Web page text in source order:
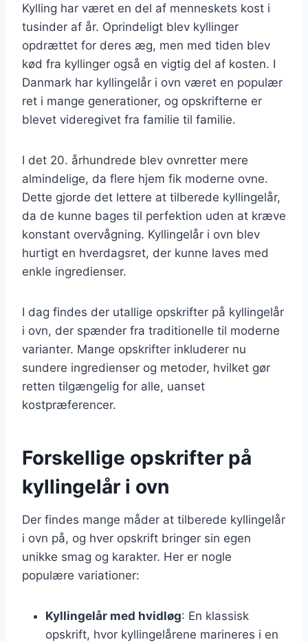
Kylling har været en del af menneskets kost i
tusinder af år. Oprindeligt blev kyllinger
opdrættet for deres æg, men med tiden blev
kød fra kyllinger også en vigtig del af kosten. I
Danmark har kyllingelår i ovn været en populær
ret i mange generationer, og opskrifterne er
blevet videregivet fra familie til familie.
I det 20. århundrede blev ovnretter mere
almindelige, da flere hjem fik moderne ovne.
Dette gjorde det lettere at tilberede kyllingelår,
da de kunne bages til perfektion uden at kræve
konstant overvågning. Kyllingelår i ovn blev
hurtigt en hverdagsret, der kunne laves med
enkle ingredienser.
I dag findes der utallige opskrifter på kyllingelår
i ovn, der spænder fra traditionelle til moderne
varianter. Mange opskrifter inkluderer nu
sundere ingredienser og metoder, hvilket gør
retten tilgængelig for alle, uanset
kostpræferencer.
Forskellige opskrifter på
kyllingelår i ovn
Der findes mange måder at tilberede kyllingelår
i ovn på, og hver opskrift bringer sin egen
unikke smag og karakter. Her er nogle
populære variationer:
Kyllingelår med hvidløg: En klassisk
opskrift, hvor kyllingelårene marineres i en